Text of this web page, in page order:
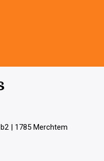
| 1785 Merchtem